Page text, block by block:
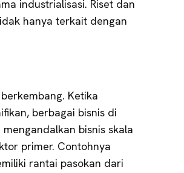
industrialisasi. Riset dan
hanya terkait dengan
Ketika
berbagai bisnis di
bisnis skala
primer. Contohnya
rantai pasokan dari